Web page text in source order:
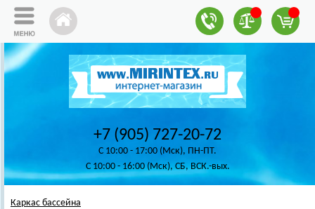
+7 (905) 727-20-72
C 10:00 - 17:00 (Мск), ПН-ПТ.
C 10:00 - 16:00 (Мск), СБ, ВСК.-вых.
Каркас бассейна